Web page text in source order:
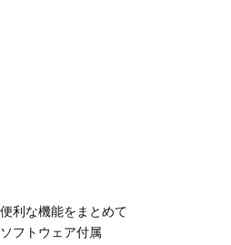
便利な機能をまとめて
ソフトウェア付属